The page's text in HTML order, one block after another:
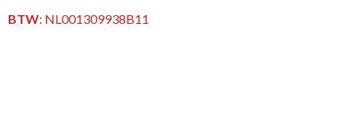
BTW: NL001309938B11